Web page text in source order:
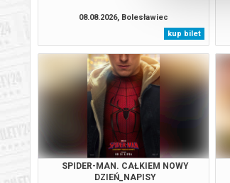
08.08.2026, Bolesławiec
kup bilet
SPIDER-MAN. CAŁKIEM NOWY
DZIEŃ_NAPISY